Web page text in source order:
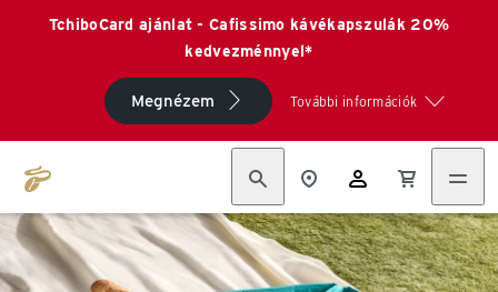
TchiboCard ajánlat - Cafissimo kávékapszulák 20%
kedvezménnyel*
Megnézem További információk